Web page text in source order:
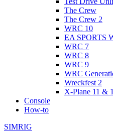
The Crew
The Crew 2
WRC 10
EA SPORTS
WRC 7
WRC 8
WRC 9
WRC
Wreckfest 2
X-Plane 11 &
Console
How-to
SIMRIG